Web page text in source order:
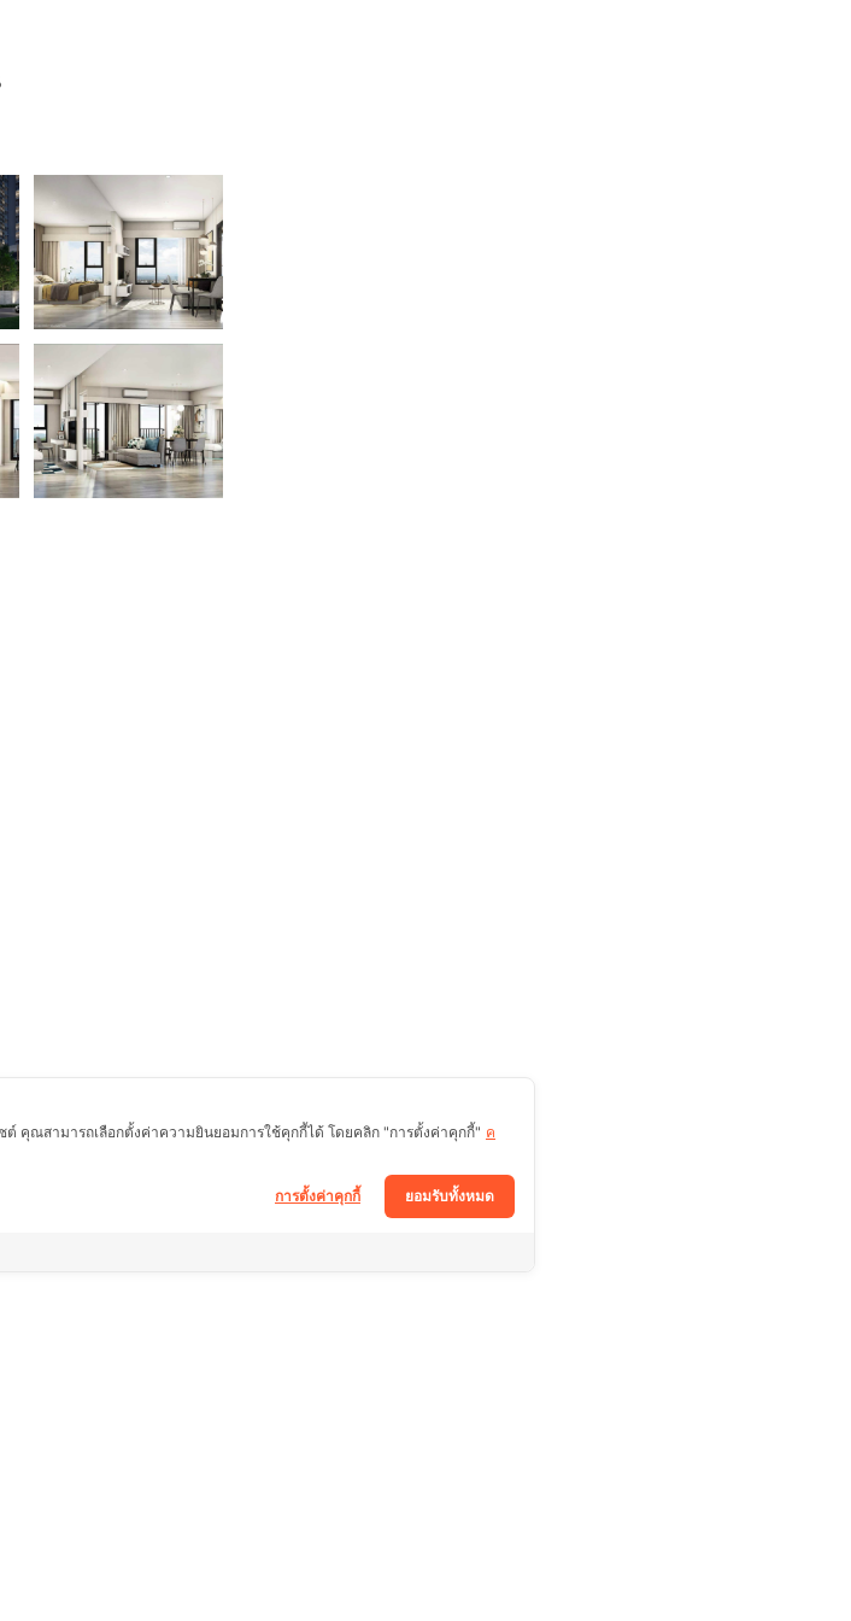
ต์ คุณสามารถเลือกตั้งค่าความยินยอมการใช้คุกกี้ได้ โดยคลิก "การตั้งค่าคุกกี้" ค
ยอมรับทั้งหมด
การตั้งค่าคุกกี้